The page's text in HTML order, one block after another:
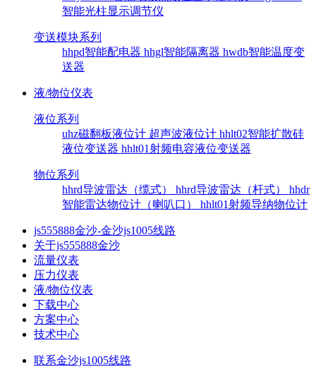
智能光柱显示调节仪
变送模块系列
hhpd智能配电器 hhgl智能隔离器 hwdb智能温度变
送器
液/物位仪表
液位系列
uhz磁翻板液位计 超声波液位计 hhlt02智能扩散硅
液位变送器 hhlt01射频电容液位变送器
物位系列
hhrd导波雷达（缆式） hhrd导波雷达（杆式） hhdr
智能雷达物位计（喇叭口） hhlt01射频导纳物位计
js555888金沙-金沙js1005线路
关于js555888金沙
流量仪表
压力仪表
液/物位仪表
下载中心
方案中心
技术中心
联系金沙js1005线路